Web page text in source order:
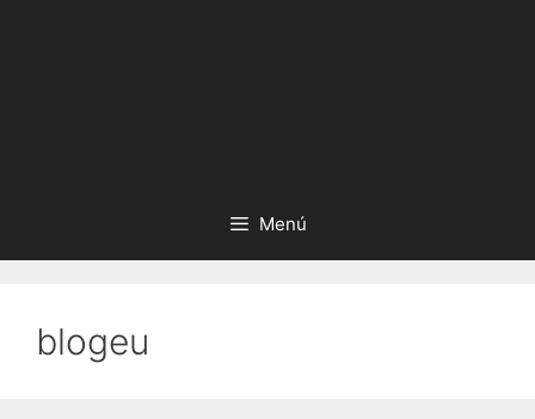
Menú
blogeu